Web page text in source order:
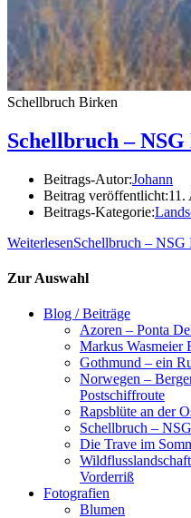
Schellbruch Birken
Schellbruch –
Beitrags-Autor:Johann
Beitrag veröffentlicht:11.
Beitrags-Kategorie:
WeiterlesenSchellbruch – NSG
Zur Auswahl
Blog / Beiträge
Azoren – Ponta
Markus Wasmeier
Gothmund – ein
Norwegen –
Postschiffroute
Rapsblüte an der
Schellbruch –
Die Trave im
Vorderriß
Fotografien
Blumen